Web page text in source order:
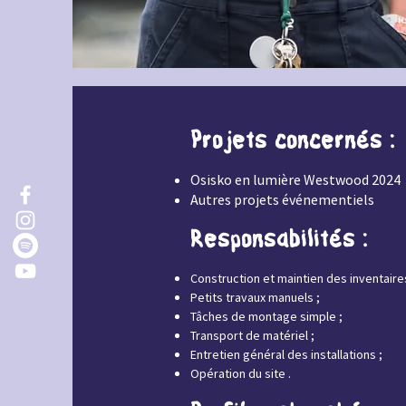
Projets concernés :
Osisko en lumière Westwood 2024
Autres projets événementiels
Responsabilités :
Construction et maintien des
Petits travaux manuels ;
Tâches de montage simple ;
Transport de matériel ;
Entretien général des installations ;
Opération du site .